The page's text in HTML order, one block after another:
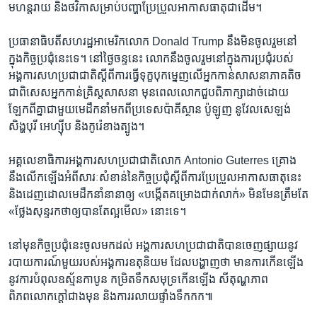
មហន្តរាយ និង​ថវិកា​សម្រាប់​បញ្ហា​ប្រែប្រួល​អាកាសធាតុ​ជា​ដើម។
ប្រធានាធិបតី​សហរដ្ឋ​អាមេរិក​លោក Donald Trump នឹង​មិន​ចូលរួម​នៅ​
ក្នុង​កិច្ច​ប្រជុំ​នេះ​ទេ។ នៅ​ថ្ងៃ​ចន្ទ​នេះ លោក​នឹង​ចូលរួម​នៅ​ក្នុង​ការ​ប្រជុំ​របស់​
អង្គការ​សហប្រជាជាតិ​ស្ដីពី​ការ​ធ្វើ​ទុក្ខបុកម្នេញ​លើ​អ្នក​កាន់​សាសនា​ភាគ​តិច
ជា​ពិសេស​អ្នក​កាន់​គ្រិស្ត​សាសនា មុន​ពេល​លោក​ជួប​ពិភាក្សា​ដាច់​ដោយ​
ឡែក​ពី​គ្នា​ជាមួយ​មេដឹកនាំ​មក​ពី​ប្រទេស​ប៉ាគីស្ថាន ប៉ូឡូញ នូវែលសេឡង់
សិង្ហបុរី អេហ្ស៊ីប និង​កូរ៉េ​ខាង​ត្បូង។
អគ្គលេខាធិការ​អង្គការ​សហប្រជាជាតិ​លោក Antonio Guterres គ្រោង​
នឹង​លើក​ឡើង​អំពី​សារៈសំខាន់​នៃ​កិច្ច​ប្រជុំ​ស្ដីពី​ការ​ប្រែប្រួល​អាកាសធាតុ​នេះ
និង​ដេញដោល​មេដឹកនាំ​នានា​ឲ្យ «បង្កើត​គម្រោង​ជាក់លាក់» មិន​មែន​ត្រឹមតែ
«ថ្លែង​សុន្ទរកថា​ឲ្យ​បាន​តែ​ល្អ​មើល» នោះ​ទេ។
នៅ​មុន​កិច្ច​ប្រជុំ​នេះ​ចូល​មក​ដល់ អង្គការ​សហប្រជាជាតិ​បាន​ចេញ​ផ្សាយ​នូវ​
របាយការណ៍​មួយ​របស់​អង្គការ​ឧតុ​និយម ដែល​បង្ហាញ​ថា មាន​ការ​កើន​ឡើង​
នូវ​ការ​បំពុល​ឧស្ម័ន​កាបូន កម្រិត​ទឹក​សមុទ្រ​កើន​ឡើង សីតុណ្ហភាព​
ពិភពលោក​ក្ដៅ​ជាង​មុន និង​ការ​រលាយ​ផ្ទាំង​ទឹកកក៕